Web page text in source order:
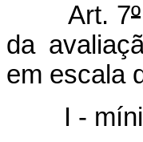
Art. 7º
da
em escala
I -